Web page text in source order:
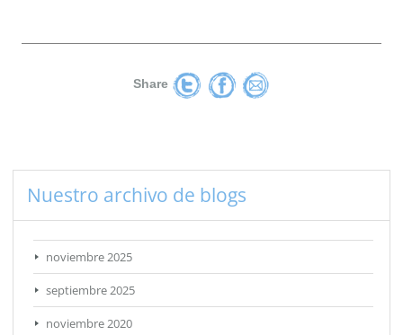
Share
Nuestro archivo de blogs
noviembre 2025
septiembre 2025
noviembre 2020